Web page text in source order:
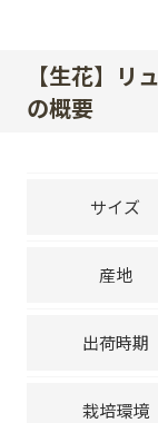
【生花】リ
の概要
サイズ
産地
出荷時期
栽培環境